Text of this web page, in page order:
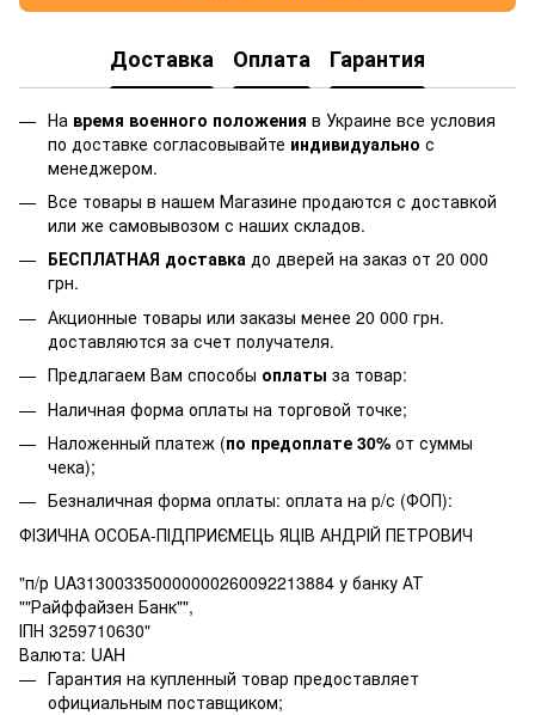
Доставка Оплата Гарантия
На время военного положения в Украине все условия
по доставке согласовывайте индивидуально с
менеджером.
Все товары в нашем Магазине продаются с доставкой
или же самовывозом с наших складов.
БЕСПЛАТНАЯ доставка до дверей на заказ от 20 000
грн.
Акционные товары или заказы менее 20 000 грн.
доставляются за счет получателя.
Предлагаем Вам способы оплаты за товар:
Наличная форма оплаты на торговой точке;
Наложенный платеж (по предоплате 30% от суммы
чека);
Безналичная форма оплаты: оплата на р/с (ФОП):
ФІЗИЧНА ОСОБА-ПІДПРИЄМЕЦЬ ЯЦІВ АНДРІЙ ПЕТРОВИЧ
"п/р UA313003350000000260092213884 у банку АТ
""Райффайзен Банк"",
ІПН 3259710630"
Валюта: UAH
Гарантия на купленный товар предоставляет
официальным поставщиком;